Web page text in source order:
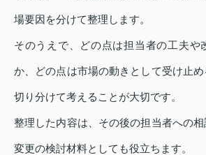
場要因を分けて整理します。
そのうえで、どの点は担当者の工夫や
か、どの点は市場の動きとして受け止
切り分けて考えることが大切です。
整理した内容は、その後の担当者への
変更の検討材料としても役立ちます。